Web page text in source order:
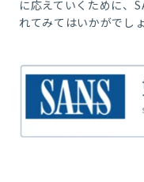
に応えていくために、
れてみてはいかがでし